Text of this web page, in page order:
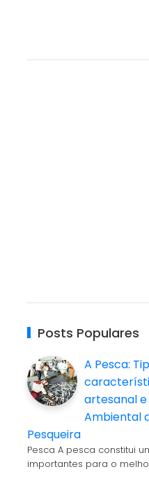
Posts Populares
A Pesca:
artesanal
Ambiental
Pesqueira
Pesca A pesca constitui
importantes para o